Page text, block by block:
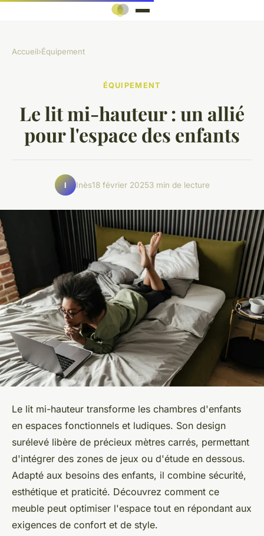
Accueil›Équipement
ÉQUIPEMENT
Le lit mi-hauteur : un allié
pour l'espace des enfants
I Inès18 février 20253 min de lecture
Le lit mi-hauteur transforme les chambres d'enfants
en espaces fonctionnels et ludiques. Son design
surélevé libère de précieux mètres carrés, permettant
d'intégrer des zones de jeux ou d'étude en dessous.
Adapté aux besoins des enfants, il combine sécurité,
esthétique et praticité. Découvrez comment ce
meuble peut optimiser l'espace tout en répondant aux
exigences de confort et de style.